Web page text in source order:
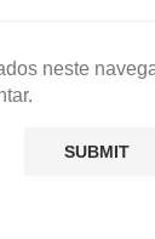
neste